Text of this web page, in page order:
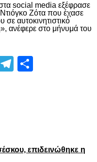
social media εξέφρασε
Ζότα που έχασε
αυτοκινητιστικό
ανέφερε στο μήνυμά του
Telegram
επιδεινώθηκε η